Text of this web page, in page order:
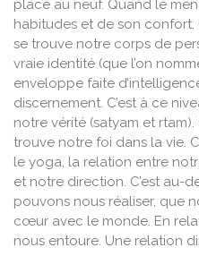
place au neuf. Quand le
habitudes et de son confort.
se trouve notre corps de
vraie identité (que l’on
enveloppe faite
discernement. C’est à ce
notre vérité (satyam et rtam).
trouve notre foi dans la vie.
le yoga, la relation entre
et notre direction. C’est au-
pouvons nous réaliser, que
cœur avec le monde. En
nous entoure. Une relation